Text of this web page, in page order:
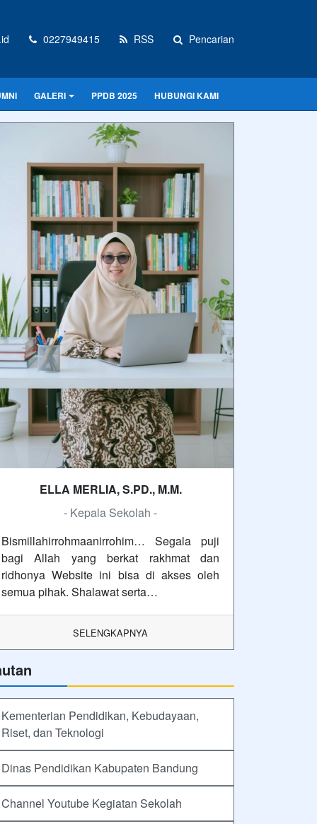
0227949415 RSS Pencarian
GALERI PPDB 2025 HUBUNGI KAMI
ELLA MERLIA, S.PD., M.M.
- Kepala Sekolah -
Bismillahirrohmaanirrohim… Segala puji
bagi Allah yang berkat rakhmat dan
ridhonya Website ini bisa di akses oleh
semua pihak. Shalawat serta…
SELENGKAPNYA
Kementerian Pendidikan, Kebudayaan,
Riset, dan Teknologi
Dinas Pendidikan Kabupaten Bandung
Channel Youtube Kegiatan Sekolah